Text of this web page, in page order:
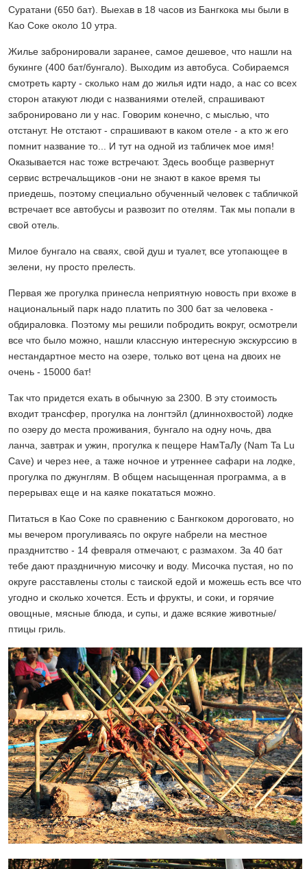
Суратани (650 бат). Выехав в 18 часов из Бангкока мы были в
Као Соке около 10 утра.
Жилье забронировали заранее, самое дешевое, что нашли на
букинге (400 бат/бунгало). Выходим из автобуса. Собираемся
смотреть карту - сколько нам до жилья идти надо, а нас со всех
сторон атакуют люди с названиями отелей, спрашивают
забронировано ли у нас. Говорим конечно, с мыслью, что
отстанут. Не отстают - спрашивают в каком отеле - а кто ж его
помнит название то... И тут на одной из табличек мое имя!
Оказывается нас тоже встречают. Здесь вообще развернут
сервис встречальщиков -они не знают в какое время ты
приедешь, поэтому специально обученный человек с табличкой
встречает все автобусы и развозит по отелям. Так мы попали в
свой отель.
Милое бунгало на сваях, свой душ и туалет, все утопающее в
зелени, ну просто прелесть.
Первая же прогулка принесла неприятную новость при вхоже в
национальный парк надо платить по 300 бат за человека -
обдираловка. Поэтому мы решили побродить вокруг, осмотрели
все что было можно, нашли классную интересную экскурссию в
нестандартное место на озере, только вот цена на двоих не
очень - 15000 бат!
Так что придется ехать в обычную за 2300. В эту стоимость
входит трансфер, прогулка на лонгтэйл (длиннохвостой) лодке
по озеру до места проживания, бунгало на одну ночь, два
ланча, завтрак и ужин, прогулка к пещере НамТаЛу (Nam Ta Lu
Cave) и через нее, а таже ночное и утреннее сафари на лодке,
прогулка по джунглям. В общем насыщенная программа, а в
перерывах еще и на каяке покататься можно.
Питаться в Као Соке по сравнению с Бангкоком дороговато, но
мы вечером прогуливаясь по округе набрели на местное
празднитство - 14 февраля отмечают, с размахом. За 40 бат
тебе дают праздничную мисочку и воду. Мисочка пустая, но по
округе расставлены столы с таиской едой и можешь есть все что
угодно и сколько хочется. Есть и фрукты, и соки, и горячие
овощные, мясные блюда, и супы, и даже всякие животные/
птицы гриль.